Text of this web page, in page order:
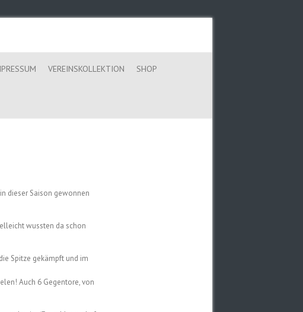
VEREINSKOLLEKTION SHOP
dieser Saison gewonnen
wussten da schon
Spitze gekämpft und im
Auch 6 Gegentore, von